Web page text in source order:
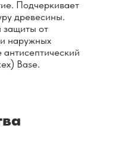
Подчеркивает
древесины.
защиты от
наружных
антисептический
Base.